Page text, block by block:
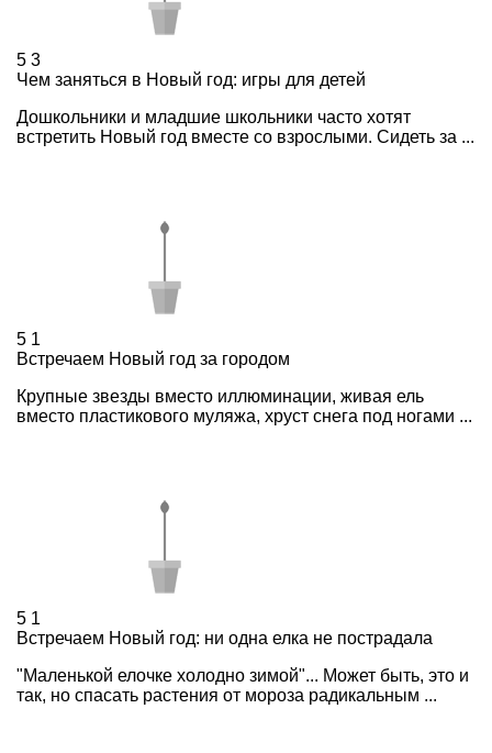
5 3
Чем заняться в Новый год: игры для детей
Дошкольники и младшие школьники часто хотят
встретить Новый год вместе со взрослыми. Сидеть за ...
5 1
Встречаем Новый год за городом
Крупные звезды вместо иллюминации, живая ель
вместо пластикового муляжа, хруст снега под ногами ...
5 1
Встречаем Новый год: ни одна елка не пострадала
"Маленькой елочке холодно зимой"... Может быть, это и
так, но спасать растения от мороза радикальным ...